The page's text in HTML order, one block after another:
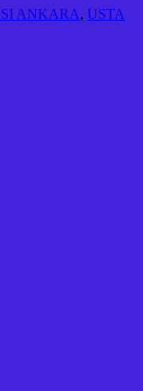
ANKARA, USTA